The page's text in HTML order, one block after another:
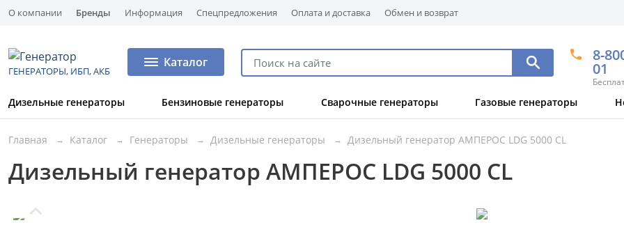
О компании Бренды Информация Спецпредложения Оплата и доставка Обмен и возврат
ГЕНЕРАТОРЫ, ИБП, АКБ
Каталог 8-
01
Дизельные генераторы Бензиновые генераторы Сварочные генераторы Газовые генераторы
Главная Каталог Генераторы Дизельные генераторы Дизельный генератор АМПЕРОС LDG 5000 CL
Дизельный генератор АМПЕРОС LDG 5000 CL